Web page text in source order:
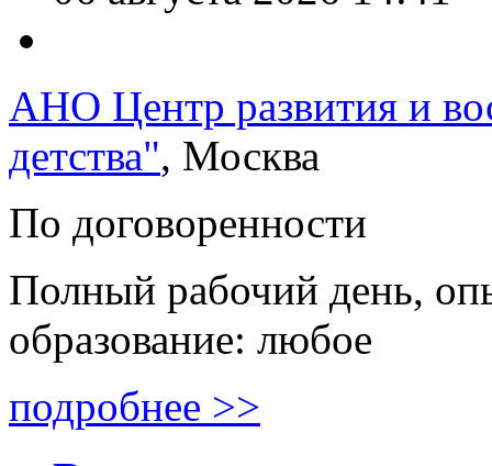
АНО Центр развития и
детства", Москва
По договоренности
Полный рабочий день,
образование: любое
подробнее >>